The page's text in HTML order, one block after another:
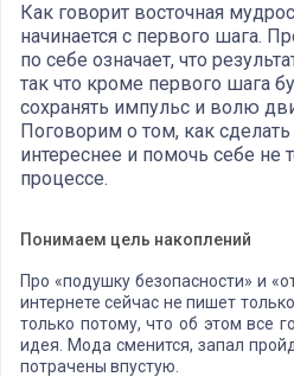
Как говорит восточная
начинается с первого шага.
по себе означает, что
так что кроме первого шага
сохранять импульс и волю
Поговорим о том, как
интереснее и помочь себе не
процессе.
Понимаем цель накоплений
Про «подушку безопасности» и
интернете сейчас не пишет
только потому, что об этом все
идея. Мода сменится, запал
потрачены впустую.